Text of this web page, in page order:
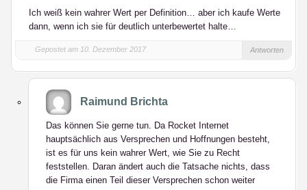
Ich weiß kein wahrer Wert per Definition… aber ich kaufe Werte
dann, wenn ich sie für deutlich unterbewertet halte…
Gepostet am 10. Dezember 2017 Antworten
Raimund Brichta
Das können Sie gerne tun. Da Rocket Internet
hauptsächlich aus Versprechen und Hoffnungen besteht,
ist es für uns kein wahrer Wert, wie Sie zu Recht
feststellen. Daran ändert auch die Tatsache nichts, dass
die Firma einen Teil dieser Versprechen schon weiter